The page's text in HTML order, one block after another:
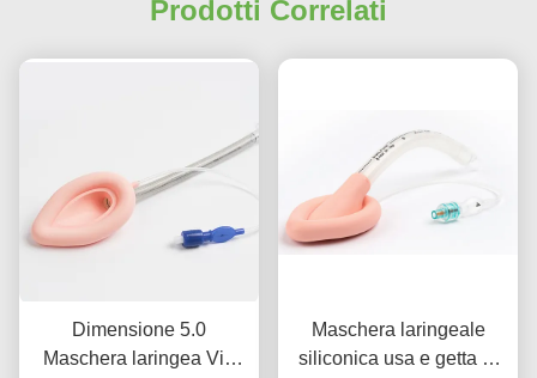
Prodotti Correlati
Dimensione 5.0
Maschera laringea Via
Maschera laringeale
siliconica usa e getta di